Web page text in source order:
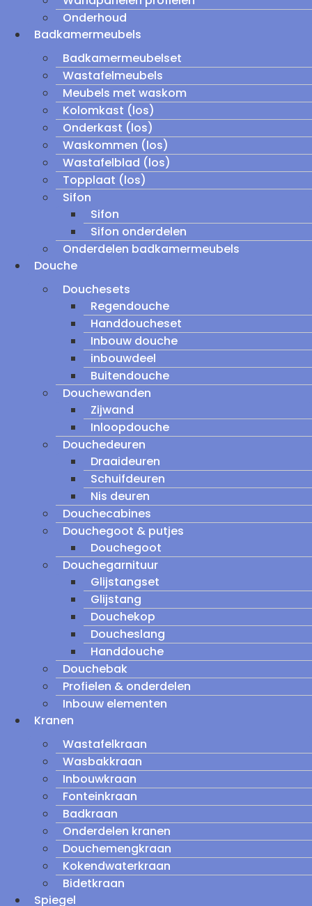
Onderhoud
Badkamermeubels
Badkamermeubelset
Wastafelmeubels
Meubels met waskom
Kolomkast (los)
Onderkast (los)
Waskommen (los)
Wastafelblad (los)
Topplaat (los)
Sifon
Sifon
Sifon onderdelen
Onderdelen badkamermeubels
Douche
Douchesets
Regendouche
Handdoucheset
Inbouw douche
inbouwdeel
Buitendouche
Douchewanden
Zijwand
Inloopdouche
Douchedeuren
Draaideuren
Schuifdeuren
Nis deuren
Douchecabines
Douchegoot & putjes
Douchegoot
Douchegarnituur
Glijstangset
Glijstang
Douchekop
Doucheslang
Handdouche
Douchebak
Profielen & onderdelen
Inbouw elementen
Kranen
Wastafelkraan
Wasbakkraan
Inbouwkraan
Fonteinkraan
Badkraan
Onderdelen kranen
Douchemengkraan
Kokendwaterkraan
Bidetkraan
Spiegel